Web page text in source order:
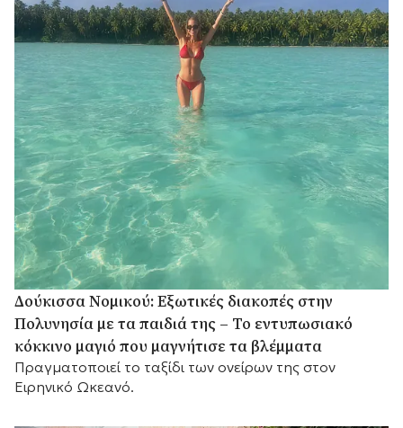
Δούκισσα Νομικού: Εξωτικές διακοπές στην
Πολυνησία με τα παιδιά της – Το εντυπωσιακό
κόκκινο μαγιό που μαγνήτισε τα βλέμματα
Πραγματοποιεί το ταξίδι των ονείρων της στον
Ειρηνικό Ωκεανό.